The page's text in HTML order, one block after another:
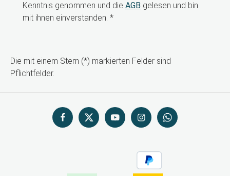
Kenntnis genommen und die AGB gelesen und bin
mit ihnen einverstanden. *
Die mit einem Stern (*) markierten Felder sind
Pflichtfelder.